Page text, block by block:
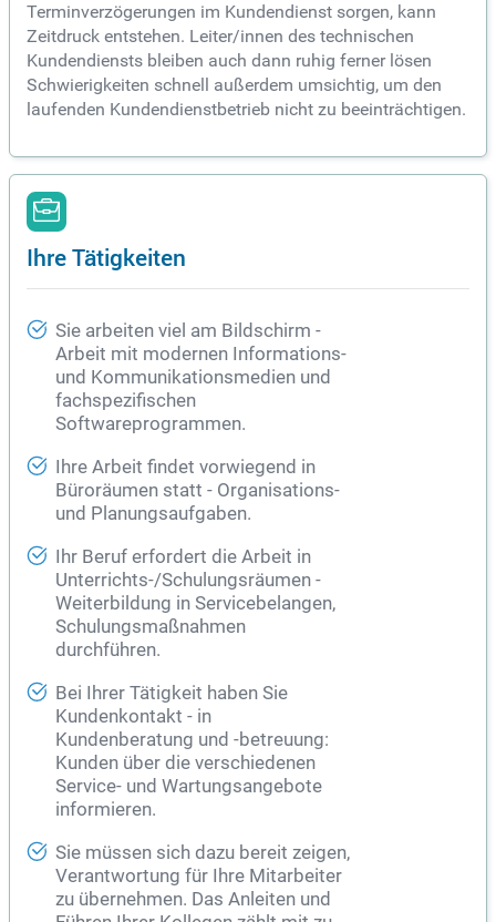
Terminverzögerungen im Kundendienst sorgen, kann
Zeitdruck entstehen. Leiter/innen des technischen
Kundendiensts bleiben auch dann ruhig ferner lösen
Schwierigkeiten schnell außerdem umsichtig, um den
laufenden Kundendienstbetrieb nicht zu beeinträchtigen.
Ihre Tätigkeiten
Sie arbeiten viel am Bildschirm -
Arbeit mit modernen Informations-
und Kommunikationsmedien und
fachspezifischen
Softwareprogrammen.
Ihre Arbeit findet vorwiegend in
Büroräumen statt - Organisations-
und Planungsaufgaben.
Ihr Beruf erfordert die Arbeit in
Unterrichts-/Schulungsräumen -
Weiterbildung in Servicebelangen,
Schulungsmaßnahmen
durchführen.
Bei Ihrer Tätigkeit haben Sie
Kundenkontakt - in
Kundenberatung und -betreuung:
Kunden über die verschiedenen
Service- und Wartungsangebote
informieren.
Sie müssen sich dazu bereit zeigen,
Verantwortung für Ihre Mitarbeiter
zu übernehmen. Das Anleiten und